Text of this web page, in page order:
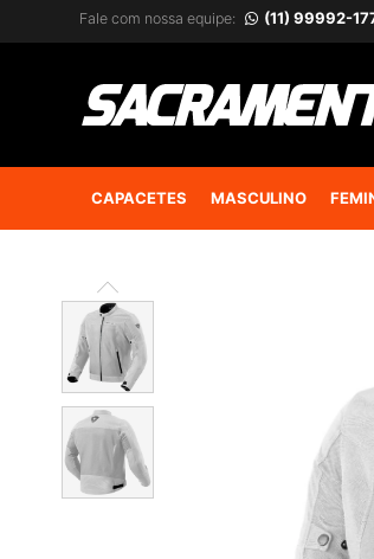
Fale com nossa equipe: (11) 99992-
CAPACETES MASCULINO